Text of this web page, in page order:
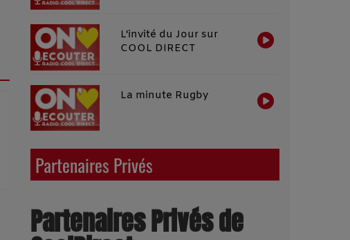
L'invité du Jour sur
COOL DIRECT
La minute Rugby
Partenaires Privés
Partenaires Privés de